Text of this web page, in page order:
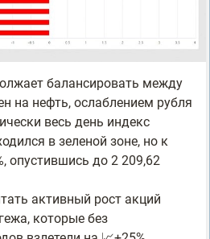
балансировать между
на нефть, ослаблением рубля
весь день индекс
в зеленой зоне, но к
опустившись до 2 209,62
активный рост акций
которые без